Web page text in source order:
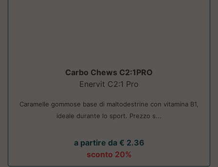
Carbo Chews C2:1PRO
Enervit C2:1 Pro
Caramelle gommose base di maltodestrine con vitamina B1,
ideale durante lo sport. Prezzo s...
a partire da € 2.36
sconto 20%